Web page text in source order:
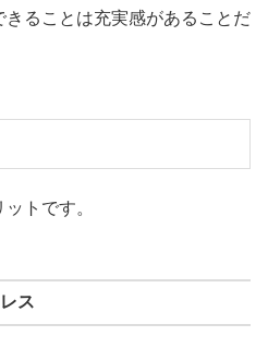
ることは充実感があることだ
トです。
ス